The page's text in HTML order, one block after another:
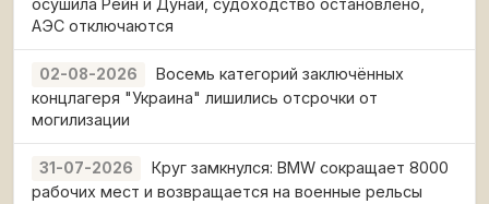
осушила Рейн и Дунай, судоходство остановлено,
АЭС отключаются
02-08-2026
Восемь категорий заключённых
концлагеря "Украина" лишились отсрочки от
могилизации
31-07-2026
Круг замкнулся: BMW сокращает 8000
рабочих мест и возвращается на военные рельсы